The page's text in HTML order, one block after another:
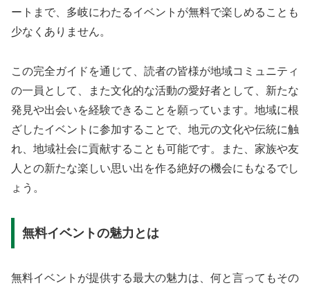
ートまで、多岐にわたるイベントが無料で楽しめることも
少なくありません。
この完全ガイドを通じて、読者の皆様が地域コミュニティ
の一員として、また文化的な活動の愛好者として、新たな
発見や出会いを経験できることを願っています。地域に根
ざしたイベントに参加することで、地元の文化や伝統に触
れ、地域社会に貢献することも可能です。また、家族や友
人との新たな楽しい思い出を作る絶好の機会にもなるでし
ょう。
無料イベントの魅力とは
無料イベントが提供する最大の魅力は、何と言ってもその